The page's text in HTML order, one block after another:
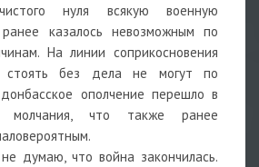
нуля всякую военную
казалось невозможным по
На линии соприкосновения
без дела не могут по
ополчение перешло в
молчания, что также ранее
думаю, что война закончилась.